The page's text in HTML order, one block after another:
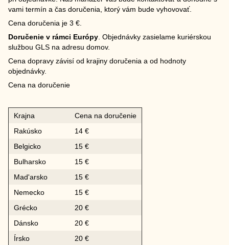
vami termín a čas doručenia, ktorý vám bude vyhovovať.
Cena doručenia je 3 €.
Doručenie v rámci Európy . Objednávky zasielame kuriérskou
službou GLS na adresu domov.
Cena dopravy závisí od krajiny doručenia a od hodnoty
objednávky.
Cena na doručenie
Krajna
Cena na doručenie
Rakúsko
14 €
Belgicko
15 €
Bulharsko
15 €
Mad'arsko
15 €
Nemecko
15 €
Grécko
20 €
Dánsko
20 €
Írsko
20 €